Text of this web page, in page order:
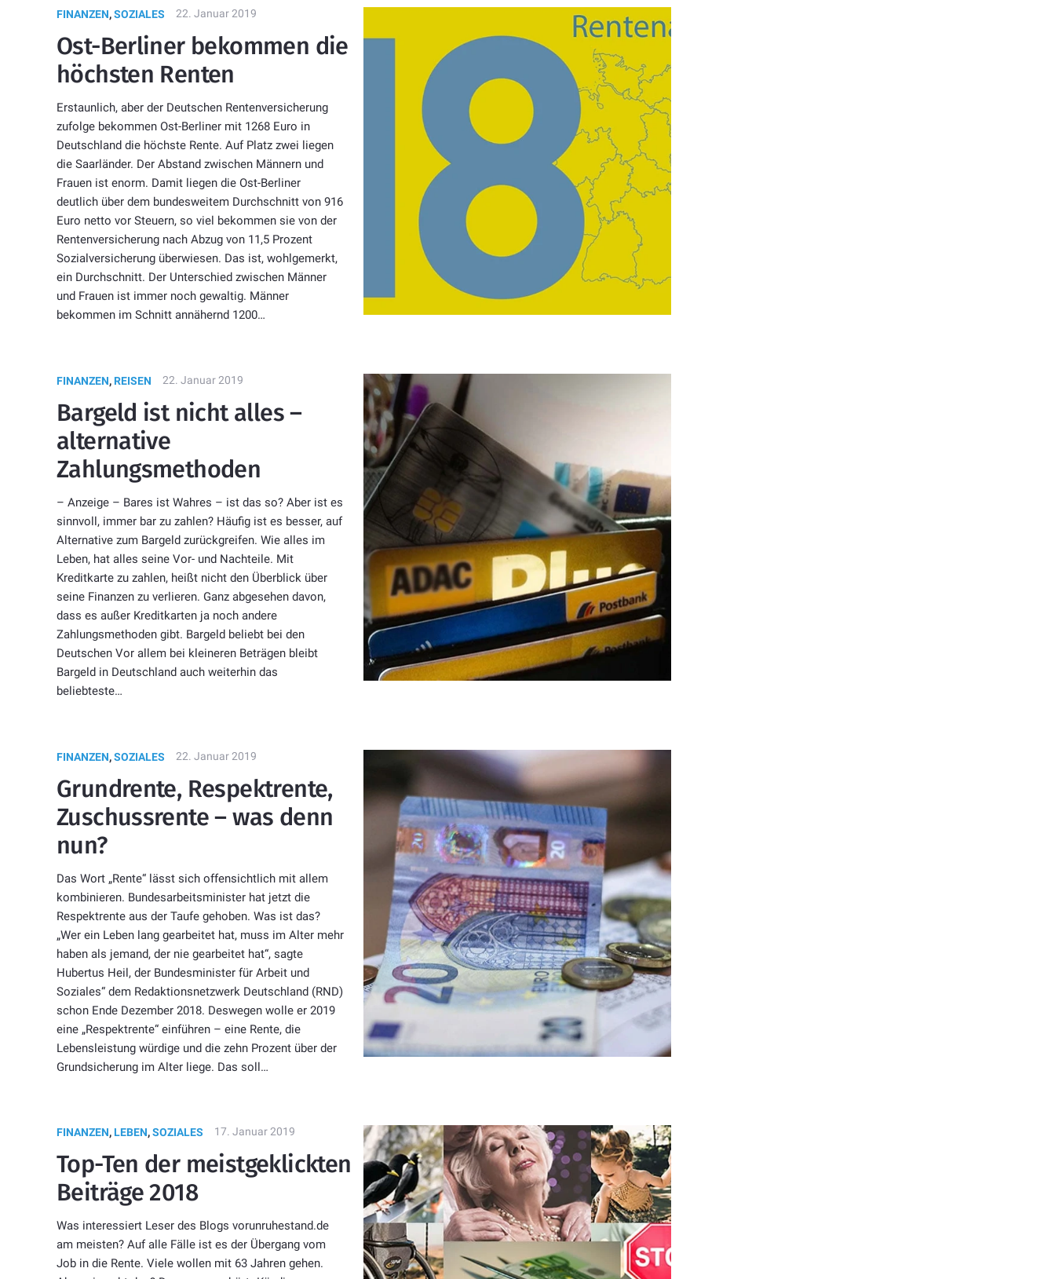
FINANZEN,SOZIALES 22. Januar 2019
Ost-Berliner bekommen die
höchsten Renten
Erstaunlich, aber der Deutschen Rentenversicherung
zufolge bekommen Ost-Berliner mit 1268 Euro in
Deutschland die höchste Rente. Auf Platz zwei liegen
die Saarländer. Der Abstand zwischen Männern und
Frauen ist enorm. Damit liegen die Ost-Berliner
deutlich über dem bundesweitem Durchschnitt von 916
Euro netto vor Steuern, so viel bekommen sie von der
Rentenversicherung nach Abzug von 11,5 Prozent
Sozialversicherung überwiesen. Das ist, wohlgemerkt,
ein Durchschnitt. Der Unterschied zwischen Männer
und Frauen ist immer noch gewaltig. Männer
bekommen im Schnitt annähernd 1200…
FINANZEN,REISEN 22. Januar 2019
Bargeld ist nicht alles –
alternative
Zahlungsmethoden
– Anzeige – Bares ist Wahres – ist das so? Aber ist es
sinnvoll, immer bar zu zahlen? Häufig ist es besser, auf
Alternative zum Bargeld zurückgreifen. Wie alles im
Leben, hat alles seine Vor- und Nachteile. Mit
Kreditkarte zu zahlen, heißt nicht den Überblick über
seine Finanzen zu verlieren. Ganz abgesehen davon,
dass es außer Kreditkarten ja noch andere
Zahlungsmethoden gibt. Bargeld beliebt bei den
Deutschen Vor allem bei kleineren Beträgen bleibt
Bargeld in Deutschland auch weiterhin das
beliebteste…
FINANZEN,SOZIALES 22. Januar 2019
Grundrente, Respektrente,
Zuschussrente – was denn
nun?
Das Wort „Rente“ lässt sich offensichtlich mit allem
kombinieren. Bundesarbeitsminister hat jetzt die
Respektrente aus der Taufe gehoben. Was ist das?
„Wer ein Leben lang gearbeitet hat, muss im Alter mehr
haben als jemand, der nie gearbeitet hat“, sagte
Hubertus Heil, der Bundesminister für Arbeit und
Soziales“ dem Redaktionsnetzwerk Deutschland (RND)
schon Ende Dezember 2018. Deswegen wolle er 2019
eine „Respektrente“ einführen – eine Rente, die
Lebensleistung würdige und die zehn Prozent über der
Grundsicherung im Alter liege. Das soll…
FINANZEN,LEBEN,SOZIALES 17. Januar 2019
Top-Ten der meistgeklickten
Beiträge 2018
Was interessiert Leser des Blogs vorunruhestand.de
am meisten? Auf alle Fälle ist es der Übergang vom
Job in die Rente. Viele wollen mit 63 Jahren gehen.